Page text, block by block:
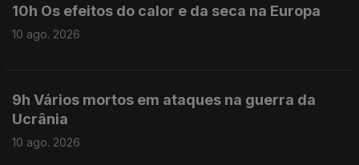
10h Os efeitos do calor e da seca na Europa
10 ago. 2026
9h Vários mortos em ataques na guerra da
Ucrânia
10 ago. 2026